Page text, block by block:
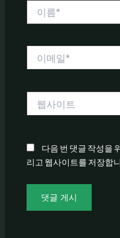
다음 번 댓글 작성을
리고 웹사이트를 저장합